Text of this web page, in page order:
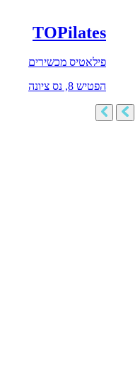
TOPilates
פילאטיס מכשירים
הפטיש 8, נס ציונה